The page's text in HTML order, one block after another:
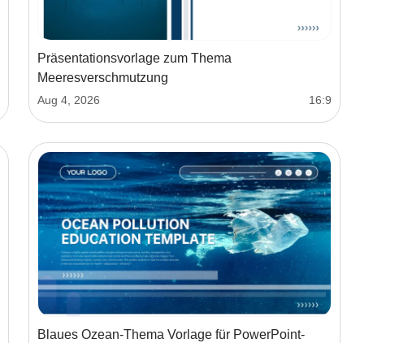
Präsentationsvorlage zum Thema
Meeresverschmutzung
Aug 4, 2026 16:9
Blaues Ozean-Thema Vorlage für PowerPoint-